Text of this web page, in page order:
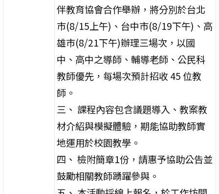
伴教育協會合作舉辦，將分別於台北
巿(8/15上午)、台中巿(8/19下午)、高
雄巿(8/21下午)辦理三場次，以國
中、高中之導師、輔導老師、公民科
教師優先，每場次預計招收 45 位教
師。
三、 課程內容包含議題導入、教案教
材介紹與模擬體驗，期能協助教師實
地運用於校園教學。
四、 檢附簡章1份，請惠予協助公告並
鼓勵相關教師踴躍參與。